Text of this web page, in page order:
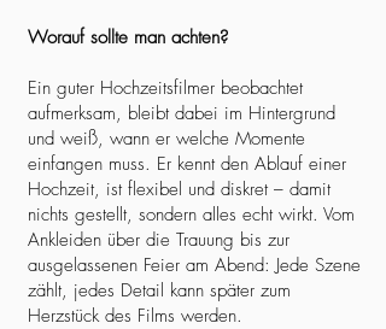
Worauf sollte man achten?
Ein guter Hochzeitsfilmer beobachtet
aufmerksam, bleibt dabei im Hintergrund
und weiß, wann er welche Momente
einfangen muss. Er kennt den Ablauf einer
Hochzeit, ist flexibel und diskret – damit
nichts gestellt, sondern alles echt wirkt. Vom
Ankleiden über die Trauung bis zur
ausgelassenen Feier am Abend: Jede Szene
zählt, jedes Detail kann später zum
Herzstück des Films werden.